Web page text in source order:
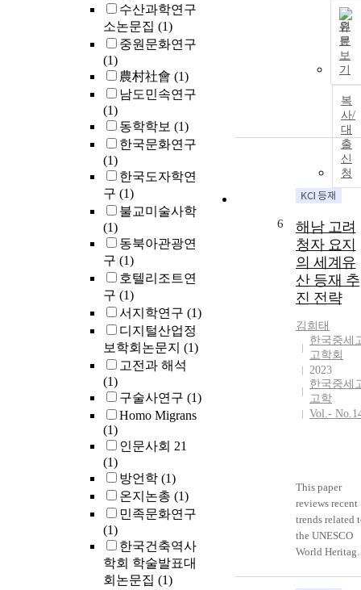
수산과학연구
소논문집 (1)
중원문화연구
(1)
農村社會 (1)
남도민속연구
(1)
동학학보 (1)
한국문화연구
(1)
한국도자학연
구 (1)
불교미술사학
(1)
동북아관광연
구 (1)
호텔리조트연
구 (1)
서지학연구 (1)
디지털산업정
보학회논문지 (1)
고전과 해석
(1)
구술사연구 (1)
Homo Migrans
(1)
인문사회 21
(1)
방언학 (1)
온지논총 (1)
민족문화연구
(1)
한국건축역사
학회 학술발표대
회논문집 (1)
원
문
보
기
복
사/
대
출
신
청
6
해남 고려
청자 요지
의 세계유
산 등재 추
진 전략
김희태
한국중세
고학회
2023
한국중세
고학
Vol.-
This paper
reviews recent
trends related
the UNESCO
World Heritage